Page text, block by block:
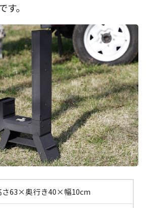
す。
さ63×奥行き40×幅10cm